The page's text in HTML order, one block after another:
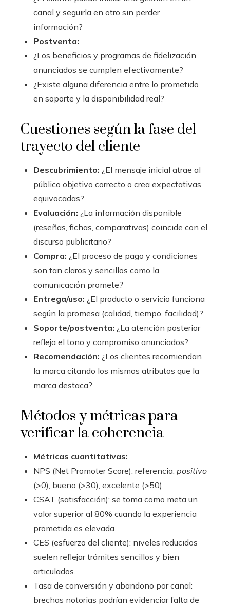
canal y seguirla en otro sin perder
información?
Postventa:
¿Los beneficios y programas de fidelización
anunciados se cumplen efectivamente?
¿Existe alguna diferencia entre lo prometido
en soporte y la disponibilidad real?
Cuestiones según la fase del
trayecto del cliente
Descubrimiento: ¿El mensaje inicial atrae al
público objetivo correcto o crea expectativas
equivocadas?
Evaluación: ¿La información disponible
(reseñas, fichas, comparativas) coincide con el
discurso publicitario?
Compra: ¿El proceso de pago y condiciones
son tan claros y sencillos como la
comunicación promete?
Entrega/uso: ¿El producto o servicio funciona
según la promesa (calidad, tiempo, facilidad)?
Soporte/postventa: ¿La atención posterior
refleja el tono y compromiso anunciados?
Recomendación: ¿Los clientes recomiendan
la marca citando los mismos atributos que la
marca destaca?
Métodos y métricas para
verificar la coherencia
Métricas cuantitativas:
NPS (Net Promoter Score): referencia: positivo
(>0), bueno (>30), excelente (>50).
CSAT (satisfacción): se toma como meta un
valor superior al 80% cuando la experiencia
prometida es elevada.
CES (esfuerzo del cliente): niveles reducidos
suelen reflejar trámites sencillos y bien
articulados.
Tasa de conversión y abandono por canal:
brechas notorias podrían evidenciar falta de